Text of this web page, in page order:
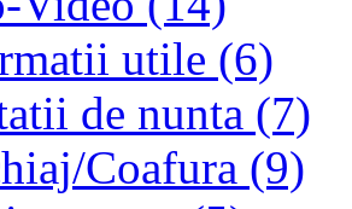
utile (6)
de nunta (7)
Coafura (9)